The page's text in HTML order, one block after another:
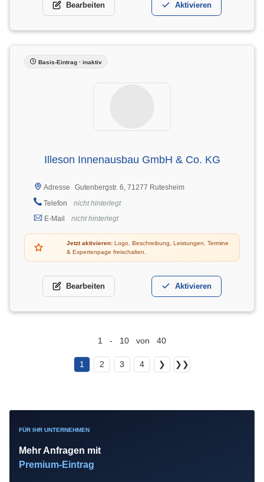
Bearbeiten Aktivieren
Basis-Eintrag · inaktiv
Illeson Innenausbau GmbH & Co. KG
Adresse
Gutenbergstr. 6, 71277 Rutesheim
Telefon
nicht hinterlegt
E-Mail
nicht hinterlegt
Jetzt aktivieren: Logo, Beschreibung, Leistungen, Termine
& Expertenpage freischalten.
Bearbeiten Aktivieren
1 - 10 von 40
1 2 3 4 ❯ ❯❯
FÜR IHR UNTERNEHMEN
Mehr Anfragen mit
Premium-Eintrag